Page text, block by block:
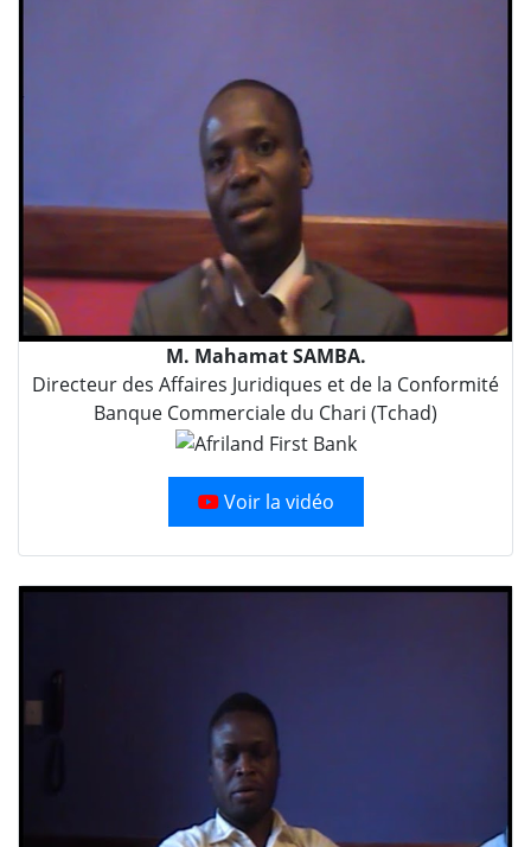
M. Mahamat SAMBA.
Directeur des Affaires Juridiques et de la Conformité
Banque Commerciale du Chari (Tchad)
Voir la vidéo